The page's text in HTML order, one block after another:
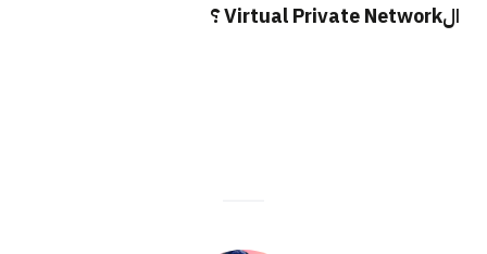
الVirtual Private Network ؟